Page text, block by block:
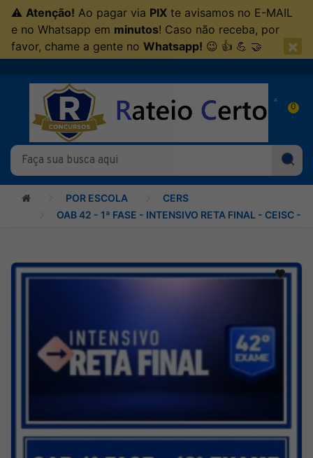
⚠ Atenção! Ao pagar via PIX te avisamos no E-MAIL
e no Whatsapp em minutos! Caso não receba, por
favor, chame a gente no Whatsapp! 😉 👍 💪 🤝 ×
0
POR ESCOLA
CERS
OAB 42 - 1ª FASE - INTENSIVO RETA FINAL - CEISC -